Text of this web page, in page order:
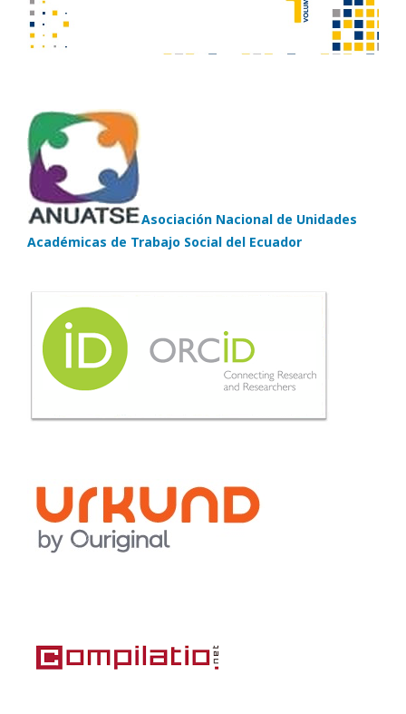
Asociación Nacional de Unidades
Académicas de Trabajo Social del Ecuador